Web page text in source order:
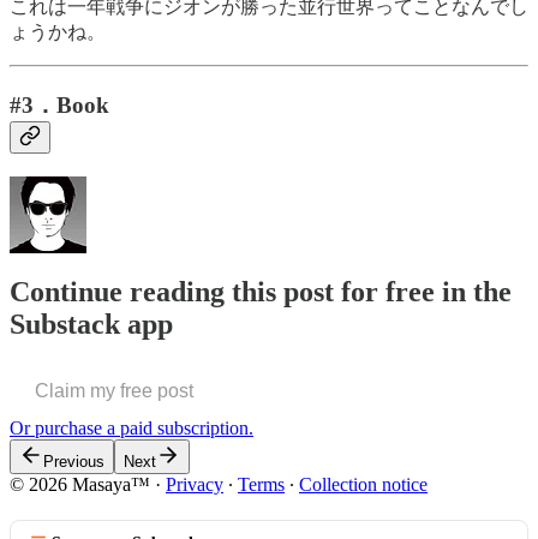
これは一年戦争にジオンが勝った並行世界ってことなんでし
ょうかね。
#3．Book
Continue reading this post for free in the
Substack app
Claim my free post
Or purchase a paid subscription.
Previous Next
© 2026 Masaya™ · Privacy ∙ Terms ∙ Collection notice